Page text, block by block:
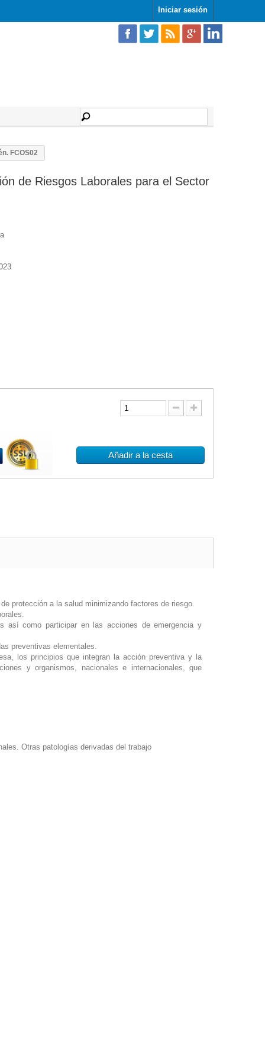
Iniciar sesión
FCOS02
de Riesgos Laborales para el Sector
Añadir a la cesta
protección a la salud minimizando factores de riesgo.
así como participar en las acciones de emergencia y
preventivas elementales.
los principios que integran la acción preventiva y la
y organismos, nacionales e internacionales, que
Otras patologías derivadas del trabajo